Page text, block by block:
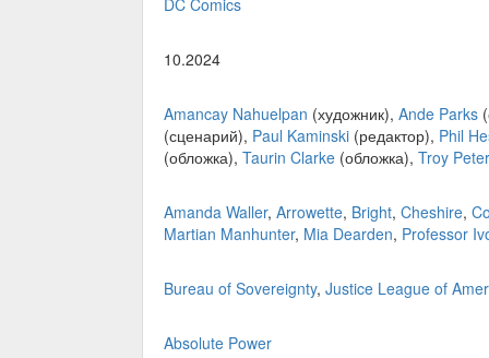
10.2024
Amancay Nahuelpan (художник), Ande Parks
(сценарий), Paul Kaminski (редактор), Phil
(обложка), Taurin Clarke (обложка), Troy
Amanda Waller, Arrowette, Bright, Cheshire,
Martian Manhunter, Mia Dearden, Professor
Bureau of Sovereignty, Justice League of
Absolute Power